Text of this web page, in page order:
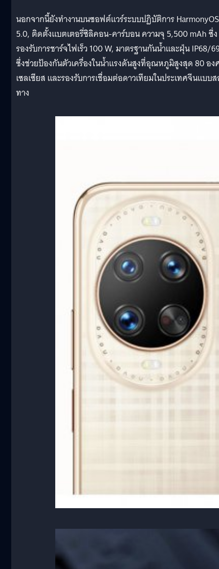
นอกจากนี้ยังทำงานบนซอฟต์แวร์ระบบปฏิบัติการ HarmonyOS
5.0, ติดตั้งแบตเตอรี่ซิลิคอน-คาร์บอน ความจุ 5,500 mAh ซึ่ง
รองรับการชาร์จไฟเร็ว 100 W, มาตรฐานกันน้ำและฝุ่น IP68/
ซึ่งช่วยป้องกันตัวเครื่องในน้ำแรงดันสูงที่อุณหภูมิสูงสุด 80 อง
เซลเซียส และรองรับการเชื่อมต่อดาวเทียมในประเทศจีนแบบ
ทาง